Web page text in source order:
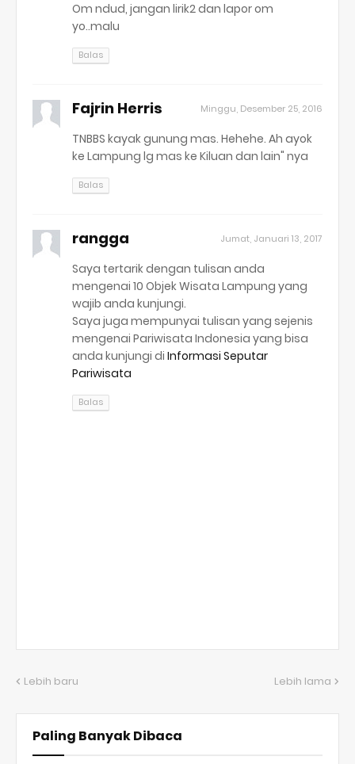
Om ndud, jangan lirik2 dan lapor om
yo..malu
Balas
Fajrin Herris Minggu, Desember 25, 2016
TNBBS kayak gunung mas. Hehehe. Ah ayok
ke Lampung lg mas ke Kiluan dan lain" nya
Balas
rangga Jumat, Januari 13, 2017
Saya tertarik dengan tulisan anda
mengenai 10 Objek Wisata Lampung yang
wajib anda kunjungi.
Saya juga mempunyai tulisan yang sejenis
mengenai Pariwisata Indonesia yang bisa
anda kunjungi di Informasi Seputar
Pariwisata
Balas
Lebih baru Lebih lama
Paling Banyak Dibaca